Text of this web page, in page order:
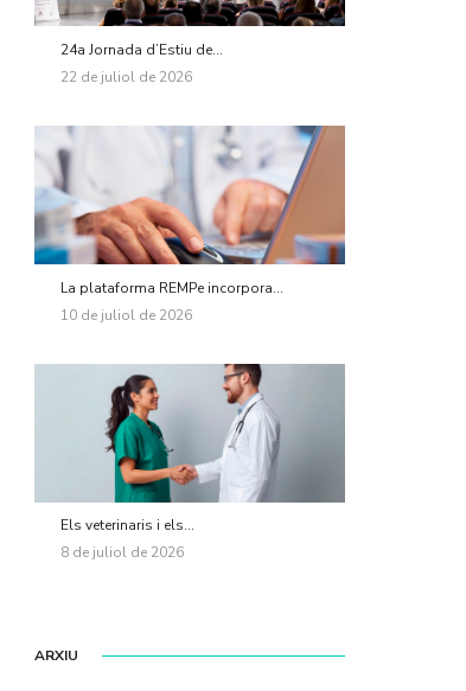
24a Jornada d’Estiu de...
22 de juliol de 2026
La plataforma REMPe incorpora...
10 de juliol de 2026
Els veterinaris i els...
8 de juliol de 2026
ARXIU